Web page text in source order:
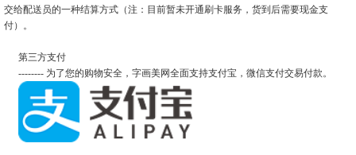
交给配送员的一种结算方式（注：目前暂未开通刷卡服务，货到后需要现金支
付）。
第三方支付
-------- 为了您的购物安全，字画美网全面支持支付宝，微信支付交易付款。